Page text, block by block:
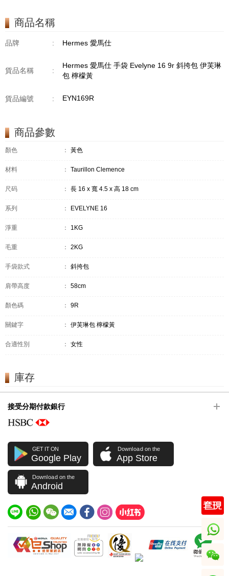
商品名稱
品牌 : Hermes 愛馬仕
貨品名稱 :
Hermes 愛馬仕 手袋 Evelyne 16 9r 斜挎包 伊芙琳
包 檸檬黃
貨品編號 : EYN169R
商品參數
顏色 ： 黃色
材料 ： Taurillon Clemence
尺码 ： 長 16 x 寬 4.5 x 高 18 cm
系列 ： EVELYNE 16
淨重 ： 1KG
毛重 ： 2KG
手袋款式 ： 斜挎包
肩帶高度 ： 58cm
顏色碼 ： 9R
關鍵字 ： 伊芙琳包 檸檬黃
合適性別 ： 女性
庫存
接受分期付款銀行
GET IT ON
Google Play
Download on the
App Store
Download on the
Android